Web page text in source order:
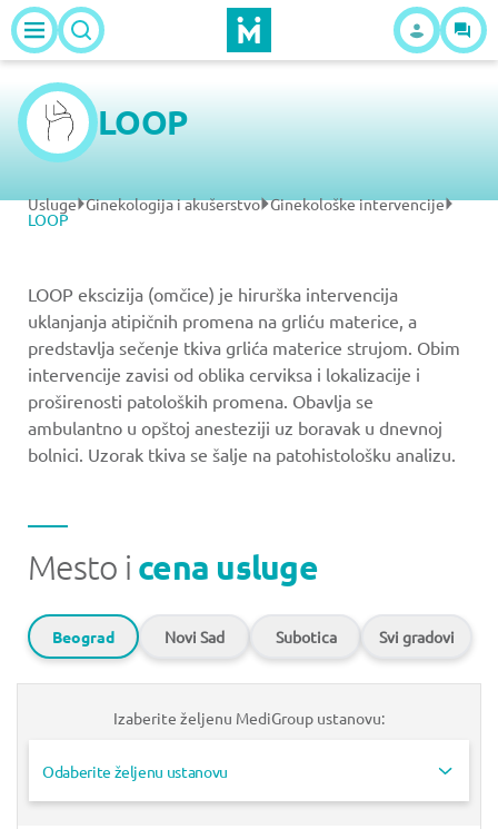
LOOP
Usluge Ginekologija i akušerstvo Ginekološke intervencije
LOOP
LOOP ekscizija (omčice) je hirurška intervencija
uklanjanja atipičnih promena na grliću materice, a
predstavlja sečenje tkiva grlića materice strujom. Obim
intervencije zavisi od oblika cerviksa i lokalizacije i
proširenosti patoloških promena. Obavlja se
ambulantno u opštoj anesteziji uz boravak u dnevnoj
bolnici. Uzorak tkiva se šalje na patohistološku analizu.
Mesto i cena usluge
Beograd Novi Sad Subotica Svi gradovi
Izaberite željenu MediGroup ustanovu:
Odaberite željenu ustanovu